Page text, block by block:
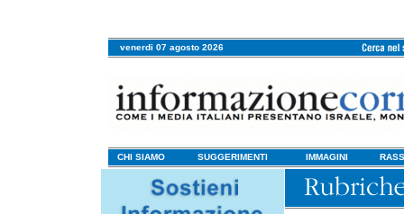
venerdi 07 agosto 2026
CHI SIAMO SUGGERIMENTI IMMAGINI